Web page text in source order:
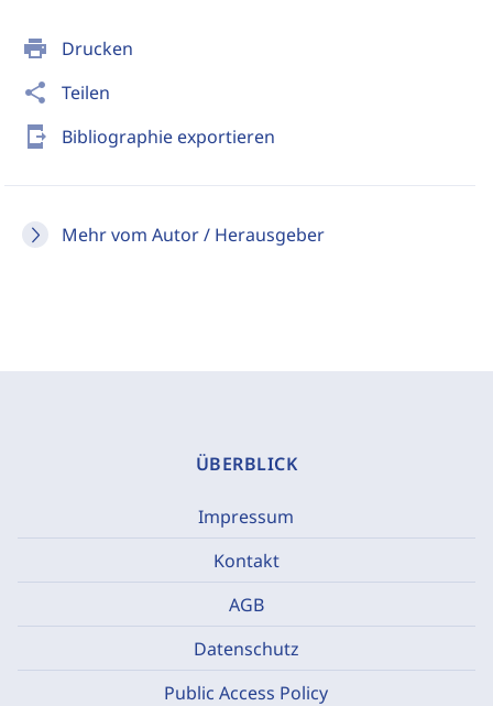
print Drucken
share Teilen
send_to_mobile Bibliographie exportieren
Mehr vom Autor / Herausgeber
ÜBERBLICK
Impressum
Kontakt
AGB
Datenschutz
Public Access Policy